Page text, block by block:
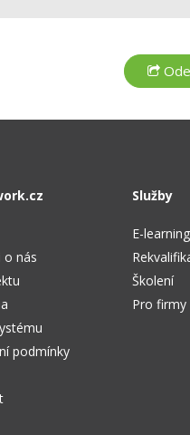
o nás
podmínky
Služby
E-learning
Školení
Pro firmy